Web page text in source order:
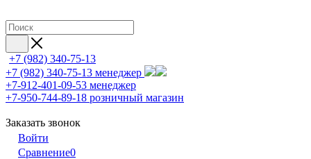
+7 (982) 340-75-13
+7 (982) 340-75-13 менеджер
+7-912-401-09-53 менеджер
+7-950-744-89-18 розничный магазин
Заказать звонок
Войти
Сравнение0